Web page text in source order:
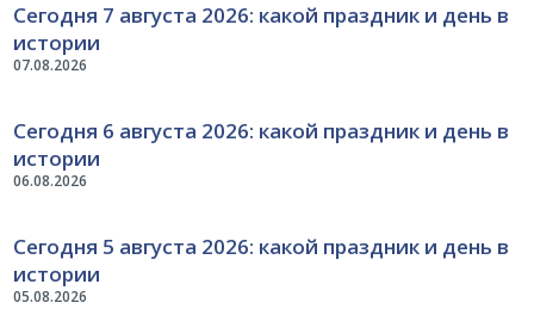
07.08.2026
Сегодня 7 августа 2026: какой праздник и день в
истории
06.08.2026
Сегодня 6 августа 2026: какой праздник и день в
истории
05.08.2026
Сегодня 5 августа 2026: какой праздник и день в
истории